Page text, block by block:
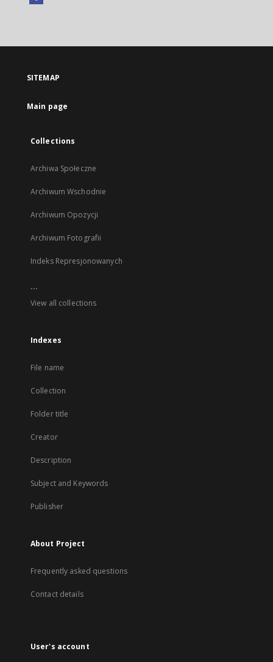
open
new
SITEMAP
Main page
Collections
Archiwa Społeczne
Archiwum Wschodnie
Archiwum Opozycji
Archiwum Fotografii
Indeks Represjonowanych
...
View all collections
Indexes
File name
Collection
Folder title
Creator
Description
Subject and Keywords
Publisher
About Project
Frequently asked questions
Contact details
User's account